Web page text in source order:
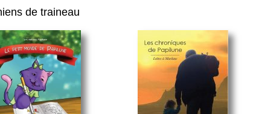
de traineau